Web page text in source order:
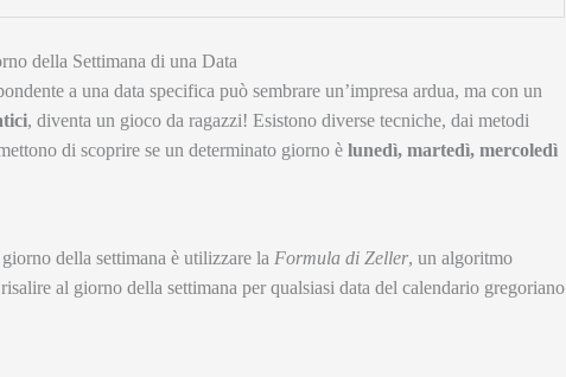
della Settimana di una Data
a una data specifica può sembrare un’impresa ardua, ma con un
, diventa un gioco da ragazzi! Esistono diverse tecniche, dai metodi
di scoprire se un determinato giorno è lunedì, martedì, mercoledì
della settimana è utilizzare la Formula di Zeller, un algoritmo
al giorno della settimana per qualsiasi data del calendario gregoriano